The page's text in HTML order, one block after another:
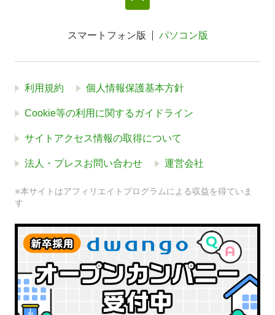
スマートフォン版 パソコン版
利用規約 個人情報保護基本方針
Cookie等の利用に関するガイドライン
サイトアクセス情報の取得について
法人・プレスお問い合わせ 運営会社
※本サイトはアフィリエイトプログラムによる収益を得ていま
す